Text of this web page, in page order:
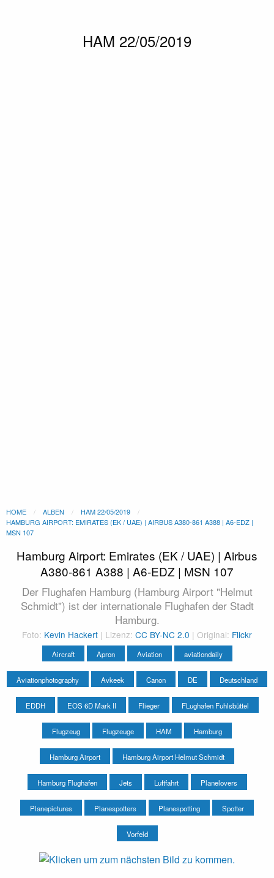
HAM 22/05/2019
HOME ALBEN
HAM 22/05/2019
HAMBURG AIRPORT: EMIRATES (EK / UAE) | AIRBUS A380-861 A388 | A6-EDZ |
MSN 107
Hamburg Airport: Emirates (EK / UAE) | Airbus
A380-861 A388 | A6-EDZ | MSN 107
Der Flughafen Hamburg (Hamburg Airport "Helmut
Schmidt") ist der internationale Flughafen der Stadt
Hamburg.
Foto: Kevin Hackert | Lizenz: CC BY-NC 2.0 | Original: Flickr
Aircraft Apron Aviation aviationdaily
Aviationphotography Avkeek Canon DE Deutschland
EDDH EOS 6D Mark II Flieger FLughafen Fuhlsbüttel
Flugzeug Flugzeuge HAM Hamburg
Hamburg Airport Hamburg Airport Helmut Schmidt
Hamburg Flughafen Jets Luftfahrt Planelovers
Planepictures Planespotters Planespotting Spotter
Vorfeld